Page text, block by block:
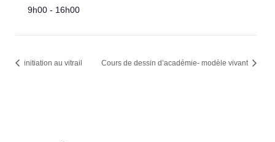
9h00 - 16h00
initiation au vitrail Cours de dessin d’académie- modèle vivant